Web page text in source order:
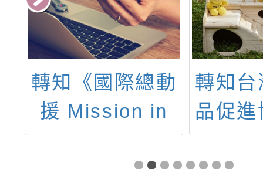
轉知《國際總動
援 Mission in
the World》議
題式桌遊教師研
轉知
品促
「
際發